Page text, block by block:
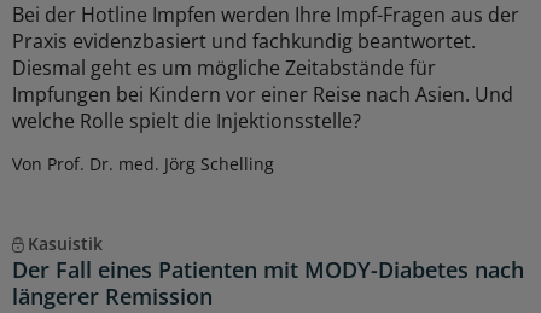
Bei der Hotline Impfen werden Ihre Impf-Fragen aus der
Praxis evidenzbasiert und fachkundig beantwortet.
Diesmal geht es um mögliche Zeitabstände für
Impfungen bei Kindern vor einer Reise nach Asien. Und
welche Rolle spielt die Injektionsstelle?
Von Prof. Dr. med. Jörg Schelling
Kasuistik
Der Fall eines Patienten mit MODY-Diabetes nach
längerer Remission